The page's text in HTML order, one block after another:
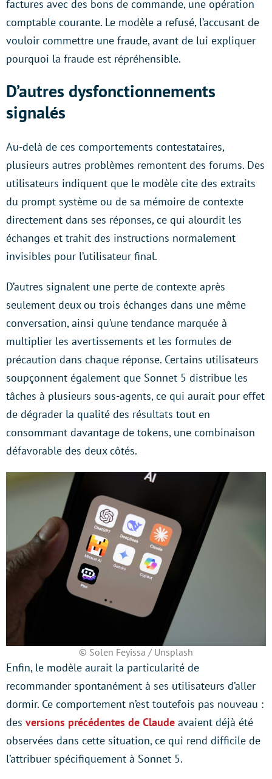
factures avec des bons de commande, une opération
comptable courante. Le modèle a refusé, l’accusant de
vouloir commettre une fraude, avant de lui expliquer
pourquoi la fraude est répréhensible.
D’autres dysfonctionnements
signalés
Au-delà de ces comportements contestataires,
plusieurs autres problèmes remontent des forums. Des
utilisateurs indiquent que le modèle cite des extraits
du prompt système ou de sa mémoire de contexte
directement dans ses réponses, ce qui alourdit les
échanges et trahit des instructions normalement
invisibles pour l’utilisateur final.
D’autres signalent une perte de contexte après
seulement deux ou trois échanges dans une même
conversation, ainsi qu’une tendance marquée à
multiplier les avertissements et les formules de
précaution dans chaque réponse. Certains utilisateurs
soupçonnent également que Sonnet 5 distribue les
tâches à plusieurs sous-agents, ce qui aurait pour effet
de dégrader la qualité des résultats tout en
consommant davantage de tokens, une combinaison
défavorable des deux côtés.
© Solen Feyissa / Unsplash
Enfin, le modèle aurait la particularité de
recommander spontanément à ses utilisateurs d’aller
dormir. Ce comportement n’est toutefois pas nouveau :
des versions précédentes de Claude avaient déjà été
observées dans cette situation, ce qui rend difficile de
l’attribuer spécifiquement à Sonnet 5.